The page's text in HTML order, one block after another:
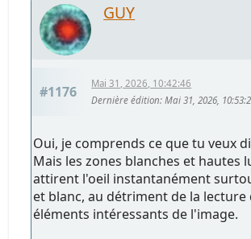
GUY
#1176
Mai 31, 2026, 10:42:46
Dernière édition: Mai 31, 2026,
Oui, je comprends ce que tu veux
Mais les zones blanches et hautes
attirent l'oeil instantanément
et blanc, au détriment de la lecture
éléments intéressants de l'image.